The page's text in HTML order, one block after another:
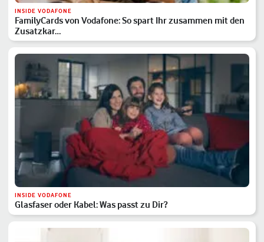
INSIDE VODAFONE
FamilyCards von Vodafone: So spart Ihr zusammen mit den
Zusatzkar…
INSIDE VODAFONE
Glasfaser oder Kabel: Was passt zu Dir?